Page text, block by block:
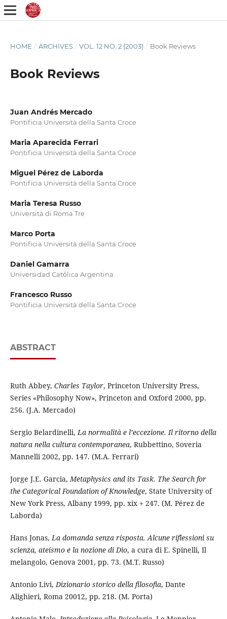
HOME / ARCHIVES / VOL. 12 NO. 2 (2003) / Book Reviews
Book Reviews
Juan Andrés Mercado
Pontificia Università della Santa Croce
Maria Aparecida Ferrari
Pontificia Università della Santa Croce
Miguel Pérez de Laborda
Pontificia Università della Santa Croce
Maria Teresa Russo
Università di Roma Tre
Marco Porta
Pontificia Università della Santa Croce
Daniel Gamarra
Universidad Catὀlica Argentina
Francesco Russo
Pontificia Università della Santa Croce
ABSTRACT
Ruth Abbey, Charles Taylor, Princeton University Press,
Series «Philosophy Now», Princeton and Oxford 2000, pp.
256. (J.A. Mercado)
Sergio Belardinelli,La normalità e l’eccezione. Il ritorno della
natura nella cultura contemporanea, Rubbettino, Soveria
Mannelli 2002, pp. 147. (M.A. Ferrari)
Jorge J.E. Garcia,Metaphysics and its Task. The Search for
the Categorical Foundation of Knowledge, State University of
New York Press, Albany 1999, pp. xix + 247. (M. Pérez de
Laborda)
Hans Jonas,La domanda senza risposta. Alcune riflessioni su
scienza, ateismo e la nozione di Dio, a cura di E. Spinelli, Il
melangolo, Genova 2001, pp. 73. (M.T. Russo)
Antonio Livi,Dizionario storico della filosofia, Dante
Alighieri, Roma 20012, pp. 218. (M. Porta)